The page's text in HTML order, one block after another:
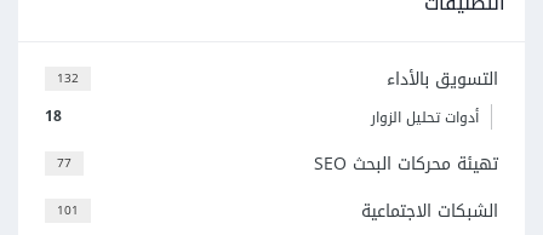
132 التسويق بالأداء
18 أدوات تحليل الزوار
77 تهيئة محركات البحث SEO
101 الشبكات الاجتماعية